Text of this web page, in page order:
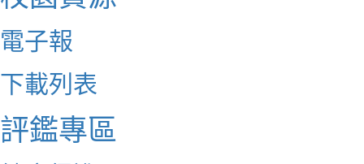
電子報
下載列表
評鑑專區